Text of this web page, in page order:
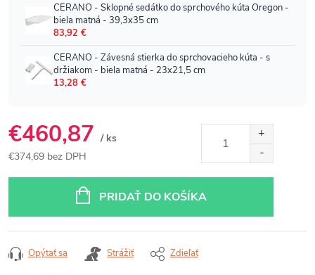
€460,87 / ks
€374,69 bez DPH
PRIDAŤ DO KOŠÍKA
Opýtať sa Strážiť Zdieľať